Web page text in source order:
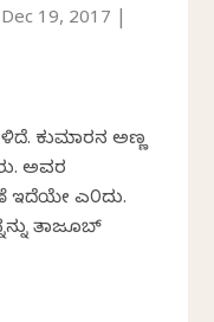
Dec 19, 2017
ಕುಮಾರನ ಅಣ್ಣ
ಅವರ
ಇದೆಯೇ ಎ೦ದು.
ತಾಜೂಬ್